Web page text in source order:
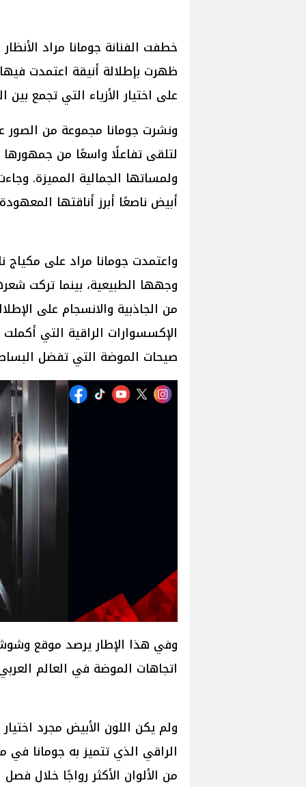
خطفت الفنانة جومانا مراد
ظهرت بإطلالة أنيقة اعتمدت
على اختيار الأزياء التي تجمع
ونشرت جومانا مجموعة من الصور
لتلقى تفاعلًا واسعًا من جمهورها
ولمساتها الجمالية المميزة.
أبيض ناصعًا أبرز أناقتها
واعتمدت جومانا مراد على مكياج
وجهها الطبيعية، بينما تركت
من الجاذبية والانسجام على
الإكسسوارات الراقية التي
صيحات الموضة التي تفضل
وفي هذا الإطار يرصد موقع
اتجاهات الموضة في العالم
ولم يكن اللون الأبيض مجرد
الراقي الذي تتميز به جومانا
من الألوان الأكثر رواجًا خلال